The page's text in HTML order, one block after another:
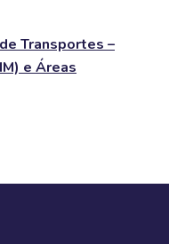
Transportes –
e Áreas